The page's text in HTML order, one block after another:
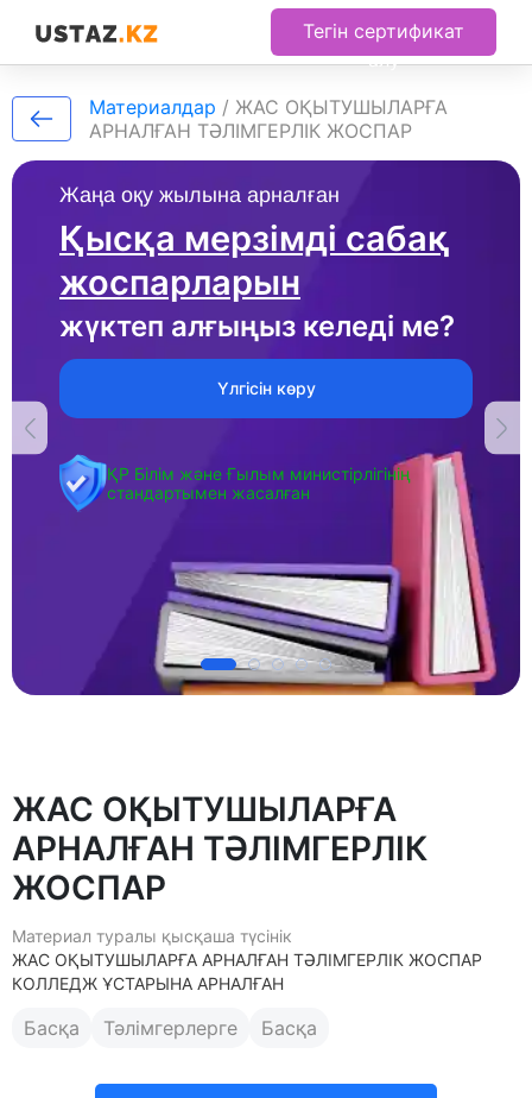
Тегін сертификат
алу
Жаңа оқу жылына арналған
Қысқа мерзімді сабақ
жоспарларын
жүктеп алғыңыз келеді ме?
Үлгісін көру
ҚР Білім және Ғылым министірлігінің
стандартымен жасалған
Материалдар / ЖАС ОҚЫТУШЫЛАРҒА
АРНАЛҒАН ТӘЛІМГЕРЛІК ЖОСПАР
ЖАС ОҚЫТУШЫЛАРҒА
АРНАЛҒАН ТӘЛІМГЕРЛІК
ЖОСПАР
Материал туралы қысқаша түсінік
ЖАС ОҚЫТУШЫЛАРҒА АРНАЛҒАН ТӘЛІМГЕРЛІК ЖОСПАР
КОЛЛЕДЖ ҰСТАРЫНА АРНАЛҒАН
Басқа Тәлімгерлерге Басқа